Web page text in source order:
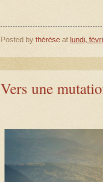
Posted by thérèse at lundi,
Vers une